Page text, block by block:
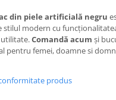
din piele artificială negru
stilul modern cu
Comandă acum și
pentru femei, doamne si
produs